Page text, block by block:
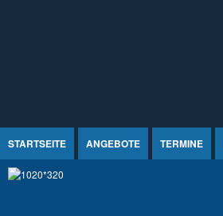
STARTSEITE ANGEBOTE TERMINE